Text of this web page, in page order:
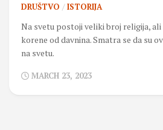
DRUŠTVO /ISTORIJA
Na svetu postoji veliki broj religija,
korene od davnina. Smatra se da su
na svetu.
MARCH 23, 2023